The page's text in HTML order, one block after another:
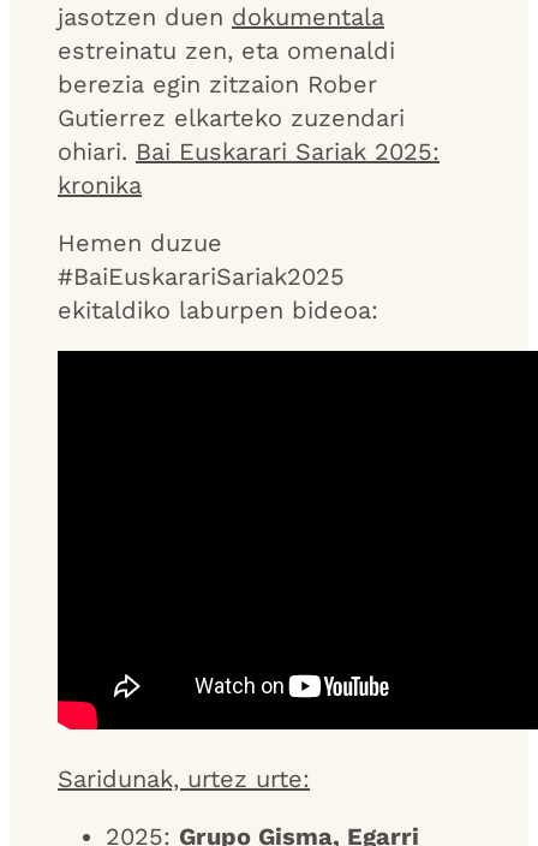
jasotzen duen dokumentala
estreinatu zen, eta omenaldi
berezia egin zitzaion Rober
Gutierrez elkarteko zuzendari
ohiari. Bai Euskarari Sariak 2025:
kronika
Hemen duzue
#BaiEuskarariSariak2025
ekitaldiko laburpen bideoa:
Saridunak, urtez urte:
2025: Grupo Gisma, Egarri